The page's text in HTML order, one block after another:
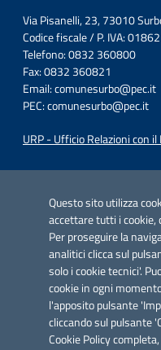
Questo sito utilizza
accettare tutti i cookie,
Per proseguire la
analitici clicca sul
solo i cookie tecnici'.
cookie in ogni
l'apposito pulsante
cliccando sul pulsante
Cookie Policy
Via Pisanelli, 23, 73010
Codice fiscale / P. IVA:
Telefono: 0832 360800
Fax: 0832 360821
Email:comunesurbo@pec.it
PEC:comunesurbo@pec.it
URP - Ufficio Relazioni con il
Azione 2.3.
Link utili
Informativa privacy